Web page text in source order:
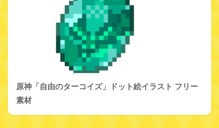
原神「自由のターコイズ」ドット絵イラスト フリー
素材